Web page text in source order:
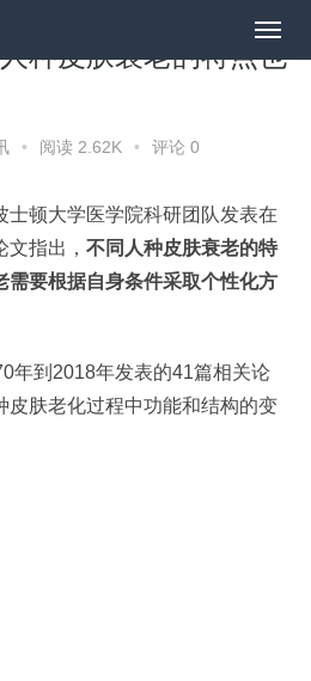
种皮肤衰老的特点也
• 阅读 2.62K • 评论 0
士顿大学医学院科研团队发表在
文指出， 不同人种皮肤衰老的特
需要根据自身条件采取个性化方
年到2018年发表的41篇相关论
皮肤老化过程中功能和结构的变